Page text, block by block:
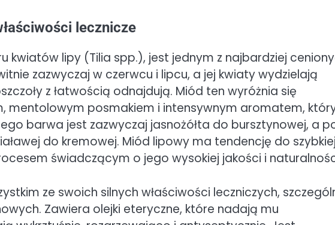
lecznicze
kwiatów lipy (Tilia spp.), jest jednym z najbardziej
zazwyczaj w czerwcu i lipcu, a jej kwiaty wydzielają
z łatwością odnajdują. Miód ten wyróżnia się
mentolowym posmakiem i intensywnym aromatem,
barwa jest zazwyczaj jasnożółta do bursztynowej, a
do kremowej. Miód lipowy ma tendencję do szybkiej
świadczącym o jego wysokiej jakości i
ze swoich silnych właściwości leczniczych,
Zawiera olejki eteryczne, które nadają mu